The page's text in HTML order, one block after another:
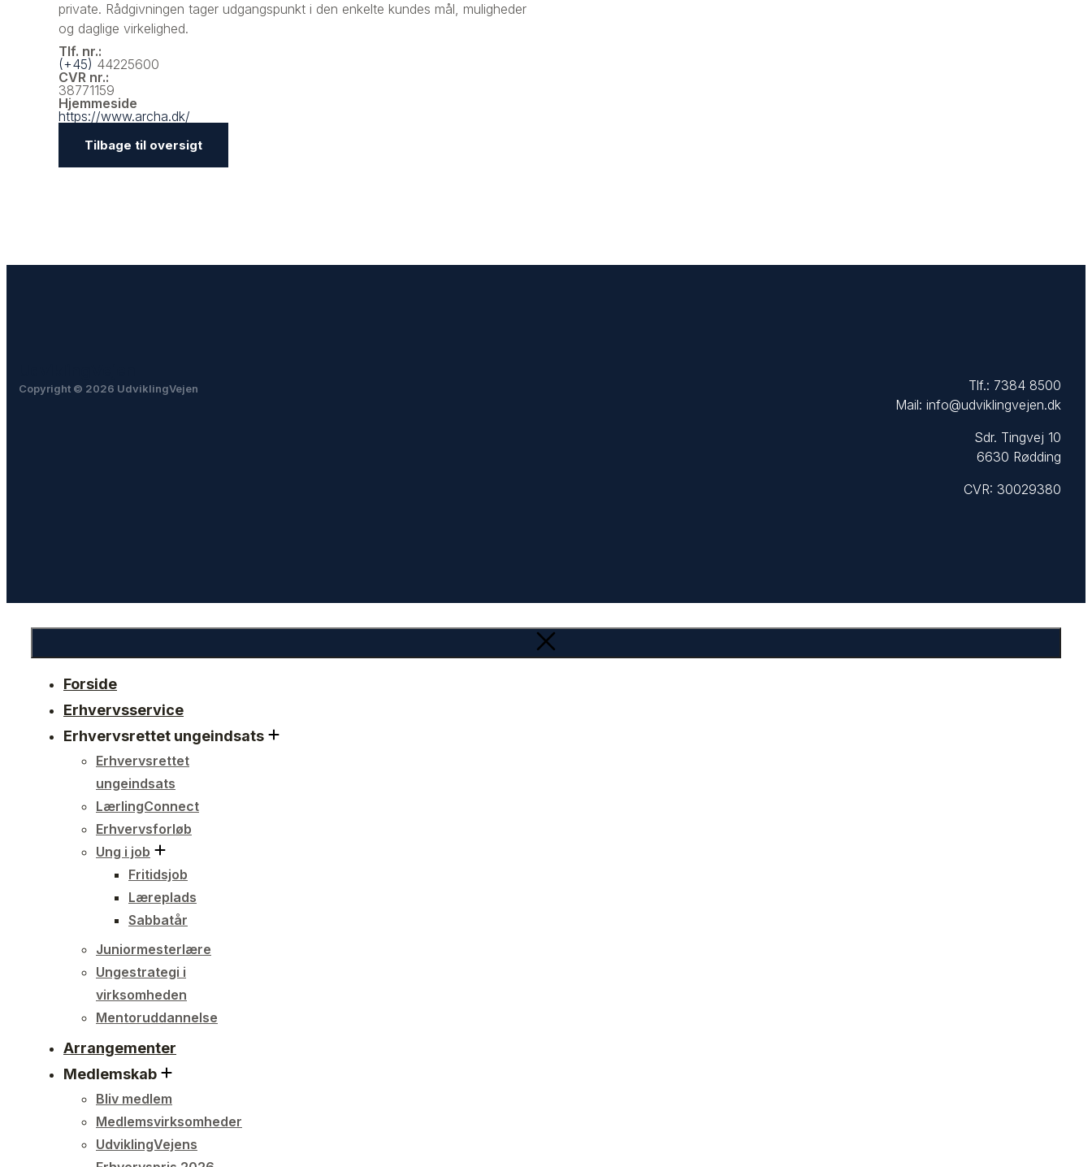
private. Rådgivningen tager udgangspunkt i den enkelte kundes mål, muligheder
og daglige virkelighed.
Tlf. nr.:
(+45) 44225600
CVR nr.:
38771159
Hjemmeside
https://www.archa.dk/
Tilbage til oversigt
Copyright © 2026 UdviklingVejen Tlf.: 7384 8500
Mail: info@udviklingvejen.dk
Sdr. Tingvej 10
6630 Rødding
CVR: 30029380
Forside
Erhvervsservice
Erhvervsrettet ungeindsats
Erhvervsrettet
ungeindsats
LærlingConnect
Erhvervsforløb
Ung i job
Fritidsjob
Læreplads
Sabbatår
Juniormesterlære
Ungestrategi i
virksomheden
Mentoruddannelse
Arrangementer
Medlemskab
Bliv medlem
Medlemsvirksomheder
UdviklingVejens